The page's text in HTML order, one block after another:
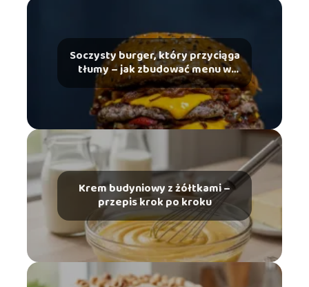
Soczysty burger, który przyciąga
tłumy – jak zbudować menu w
gastronomii?
Krem budyniowy z żółtkami –
przepis krok po kroku